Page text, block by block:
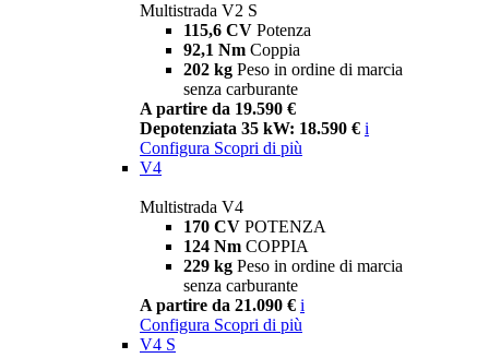
Multistrada V2 S
115,6 CV Potenza
92,1 Nm Coppia
202 kg Peso in ordine di marcia
senza carburante
A partire da 19.590 €
Depotenziata 35 kW: 18.590 € i
Configura Scopri di più
V4
Multistrada V4
170 CV POTENZA
124 Nm COPPIA
229 kg Peso in ordine di marcia
senza carburante
A partire da 21.090 € i
Configura Scopri di più
V4 S